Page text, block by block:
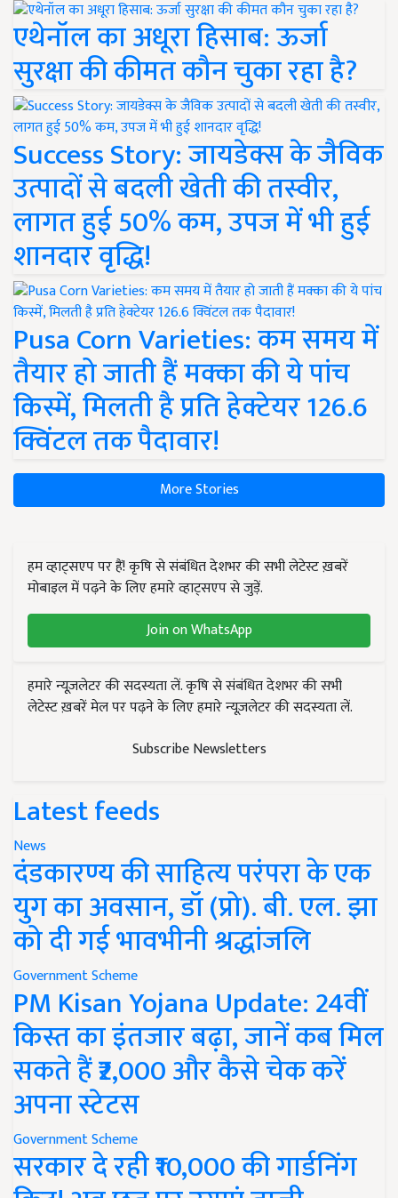
एथेनॉल का अधूरा हिसाब: ऊर्जा
सुरक्षा की कीमत कौन चुका रहा है?
Success Story: जायडेक्स के जैविक
उत्पादों से बदली खेती की तस्वीर,
लागत हुई 50% कम, उपज में भी हुई
शानदार वृद्धि!
Pusa Corn Varieties: कम समय में
तैयार हो जाती हैं मक्का की ये पांच
किस्में, मिलती है प्रति हेक्टेयर 126.6
क्विंटल तक पैदावार!
More Stories
हम व्हाट्सएप पर हैं! कृषि से संबंधित देशभर की सभी लेटेस्ट ख़बरें
मोबाइल में पढ़ने के लिए हमारे व्हाट्सएप से जुड़ें.
Join on WhatsApp
हमारे न्यूज़लेटर की सदस्यता लें. कृषि से संबंधित देशभर की सभी
लेटेस्ट ख़बरें मेल पर पढ़ने के लिए हमारे न्यूज़लेटर की सदस्यता लें.
Subscribe Newsletters
Latest feeds
News
दंडकारण्य की साहित्य परंपरा के एक
युग का अवसान, डॉ (प्रो). बी. एल. झा
को दी गई भावभीनी श्रद्धांजलि
Government Scheme
PM Kisan Yojana Update: 24वीं
किस्त का इंतजार बढ़ा, जानें कब मिल
सकते हैं ₹2,000 और कैसे चेक करें
अपना स्टेटस
Government Scheme
सरकार दे रही ₹10,000 की गार्डनिंग